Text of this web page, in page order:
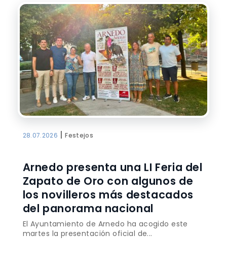
28.07.2026 |Festejos
Arnedo presenta una LI Feria del
Zapato de Oro con algunos de
los novilleros más destacados
del panorama nacional
El Ayuntamiento de Arnedo ha acogido este
martes la presentación oficial de...